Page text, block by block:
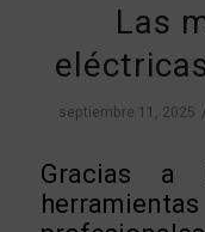
Las
septiembre 11, 2025
Gracias a